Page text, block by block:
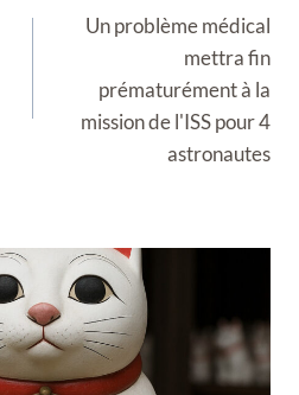
Un problème médical
mettra fin
prématurément à la
mission de l'ISS pour 4
astronautes